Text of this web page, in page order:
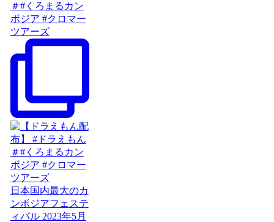
＃#くろまるカン
ボジア #クロマー
ツアーズ
日本国内最大のカ
ンボジアフェステ
ィバル 2023年5月